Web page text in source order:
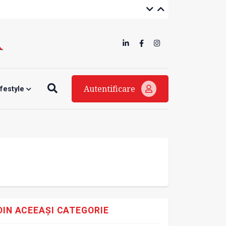
Autentificare
ACEEAȘI CATEGORIE